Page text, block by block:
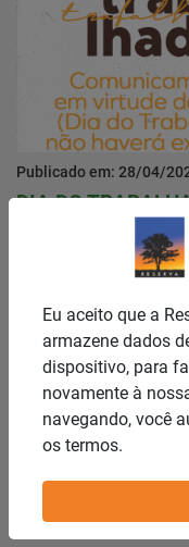
Publicado em: 28/04/
DIA DO
Publicado em: 25/04/
Assembleia
Eu aceito que a
armazene dados
dispositivo, para
novamente à
navegando, você
os termos.